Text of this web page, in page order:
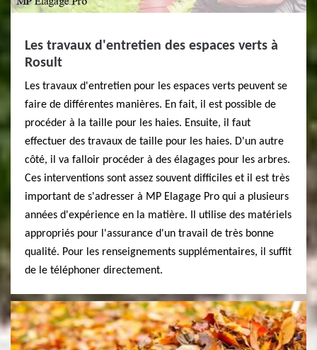
Les travaux d'entretien des espaces verts à
Rosult
Les travaux d'entretien pour les espaces verts peuvent se
faire de différentes manières. En fait, il est possible de
procéder à la taille pour les haies. Ensuite, il faut
effectuer des travaux de taille pour les haies. D'un autre
côté, il va falloir procéder à des élagages pour les arbres.
Ces interventions sont assez souvent difficiles et il est très
important de s'adresser à MP Elagage Pro qui a plusieurs
années d'expérience en la matière. Il utilise des matériels
appropriés pour l'assurance d'un travail de très bonne
qualité. Pour les renseignements supplémentaires, il suffit
de le téléphoner directement.